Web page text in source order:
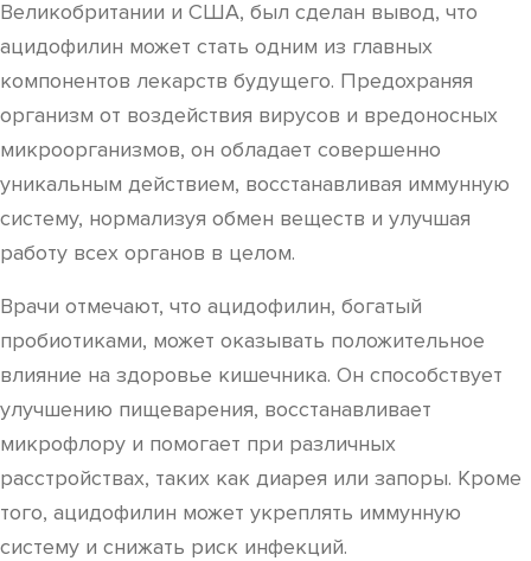
Великобритании и США, был сделан вывод, что
ацидофилин может стать одним из главных
компонентов лекарств будущего. Предохраняя
организм от воздействия вирусов и вредоносных
микроорганизмов, он обладает совершенно
уникальным действием, восстанавливая иммунную
систему, нормализуя обмен веществ и улучшая
работу всех органов в целом.
Врачи отмечают, что ацидофилин, богатый
пробиотиками, может оказывать положительное
влияние на здоровье кишечника. Он способствует
улучшению пищеварения, восстанавливает
микрофлору и помогает при различных
расстройствах, таких как диарея или запоры. Кроме
того, ацидофилин может укреплять иммунную
систему и снижать риск инфекций.